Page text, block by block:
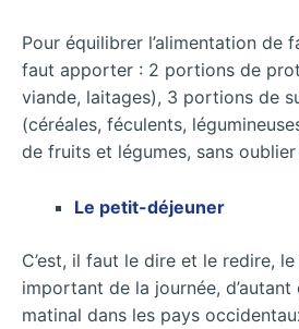
Pour équilibrer l’alimentation de
faut apporter : 2 portions de
viande, laitages), 3 portions de
(céréales, féculents,
de fruits et légumes, sans oublier
Le petit-déjeuner
C’est, il faut le dire et le redire,
important de la journée,
matinal dans les pays